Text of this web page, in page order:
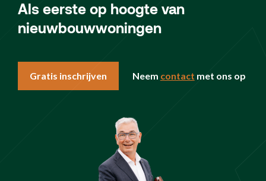
Als eerste op hoogte van
nieuwbouwwoningen
Gratis inschrijven Neem contact met ons op